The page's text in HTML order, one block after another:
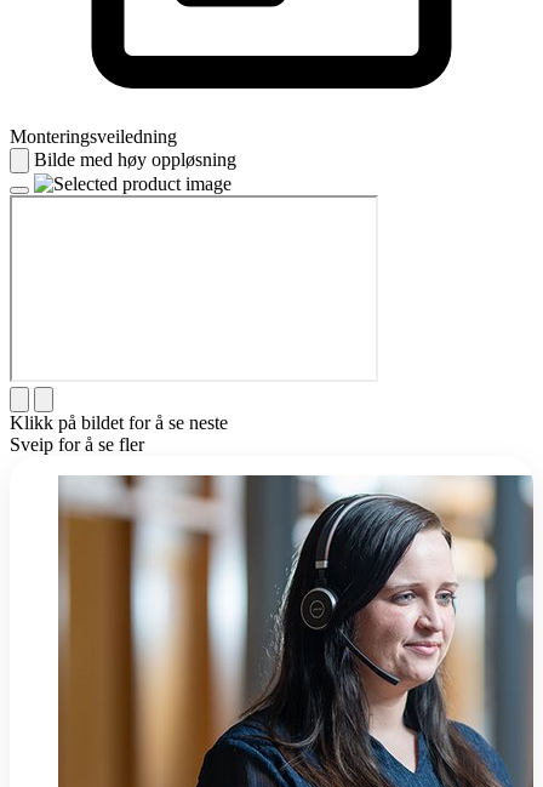
Monteringsveiledning
Bilde med høy oppløsning
Klikk på bildet for å se neste
Sveip for å se fler